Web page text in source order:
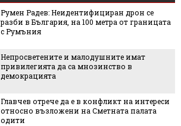
Румен Радев: Неидентифициран дрон се
разби в България, на 100 метра от границата
с Румъния
Непросветените и малодушните имат
привилегията да са мнозинство в
демокрацията
Главчев отрече да е в конфликт на интереси
относно възложени на Сметната палата
одити